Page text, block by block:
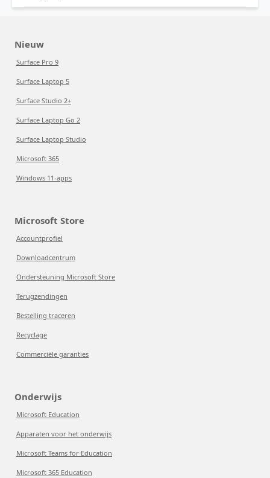
Nieuw
Surface Pro 9
Surface Laptop 5
Surface Studio 2+
Surface Laptop Go 2
Surface Laptop Studio
Microsoft 365
Windows 11-apps
Microsoft Store
Accountprofiel
Downloadcentrum
Ondersteuning Microsoft Store
Terugzendingen
Bestelling traceren
Recyclage
Commerciële garanties
Onderwijs
Microsoft Education
Apparaten voor het onderwijs
Microsoft Teams for Education
Microsoft 365 Education